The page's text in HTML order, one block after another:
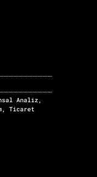
Analiz,
, Ticaret